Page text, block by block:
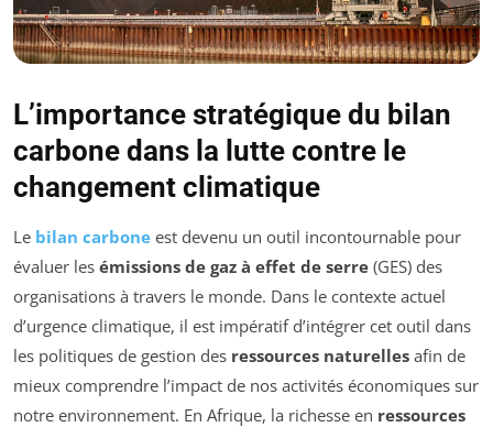
L’importance stratégique du bilan
carbone dans la lutte contre le
changement climatique
Le bilan carbone est devenu un outil incontournable pour
évaluer les émissions de gaz à effet de serre (GES) des
organisations à travers le monde. Dans le contexte actuel
d’urgence climatique, il est impératif d’intégrer cet outil dans
les politiques de gestion des ressources naturelles afin de
mieux comprendre l’impact de nos activités économiques sur
notre environnement. En Afrique, la richesse en ressources